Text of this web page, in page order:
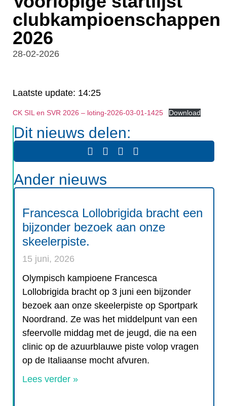
clubkampioenschappen
2026
28-02-2026
Laatste update: 14:25
CK SIL en SVR 2026 – loting-2026-03-01-1425 Download
Dit nieuws delen:
Ander nieuws
Francesca Lollobrigida bracht een
bijzonder bezoek aan onze
skeelerpiste.
15 juni, 2026
Olympisch kampioene Francesca
Lollobrigida bracht op 3 juni een bijzonder
bezoek aan onze skeelerpiste op Sportpark
Noordrand. Ze was het middelpunt van een
sfeervolle middag met de jeugd, die na een
clinic op de azuurblauwe piste volop vragen
op de Italiaanse mocht afvuren.
Lees verder »